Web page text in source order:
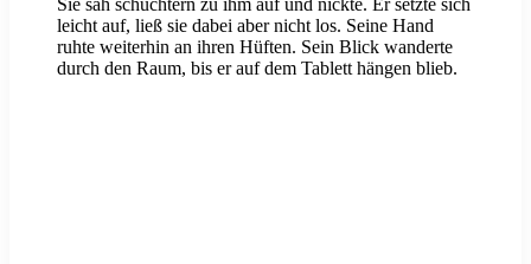
Sie sah schüchtern zu ihm auf und nickte. Er setzte sich
leicht auf, ließ sie dabei aber nicht los. Seine Hand
ruhte weiterhin an ihren Hüften. Sein Blick wanderte
durch den Raum, bis er auf dem Tablett hängen blieb.